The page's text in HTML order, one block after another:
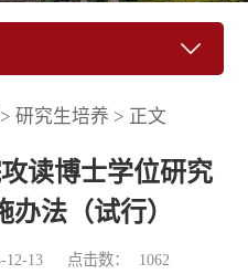
>研究生培养 > 正文
读博士学位研究
法（试行）
12-13 点击数： 1062